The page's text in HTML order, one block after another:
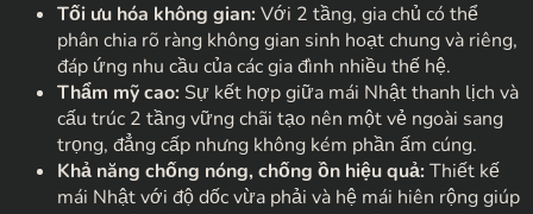
Tối ưu hóa không gian:Với 2 tầng, gia chủ có thể
phân chia rõ ràng không gian sinh hoạt chung và riêng,
đáp ứng nhu cầu của các gia đình nhiều thế hệ.
Thẩm mỹ cao: Sự kết hợp giữa mái Nhật thanh lịch và
cấu trúc 2 tầng vững chãi tạo nên một vẻ ngoài sang
trọng, đẳng cấp nhưng không kém phần ấm cúng.
Khả năng chống nóng, chống ồn hiệu quả:Thiết kế
mái Nhật với độ dốc vừa phải và hệ mái hiên rộng giúp